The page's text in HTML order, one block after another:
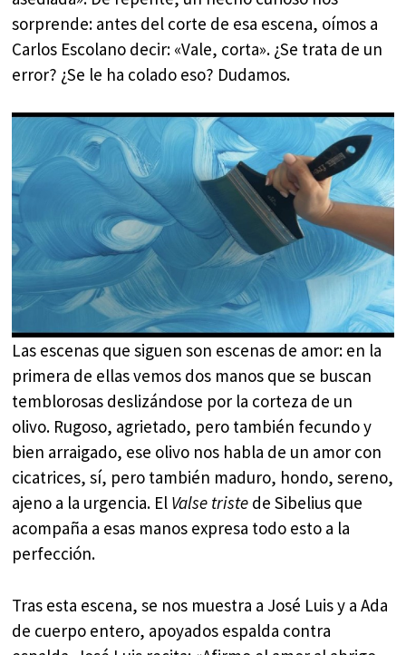
sorprende: antes del corte de esa escena, oímos a
Carlos Escolano decir: «Vale, corta». ¿Se trata de un
error? ¿Se le ha colado eso? Dudamos.
Las escenas que siguen son escenas de amor: en la
primera de ellas vemos dos manos que se buscan
temblorosas deslizándose por la corteza de un
olivo. Rugoso, agrietado, pero también fecundo y
bien arraigado, ese olivo nos habla de un amor con
cicatrices, sí, pero también maduro, hondo, sereno,
ajeno a la urgencia. El Valse triste de Sibelius que
acompaña a esas manos expresa todo esto a la
perfección.
Tras esta escena, se nos muestra a José Luis y a Ada
de cuerpo entero, apoyados espalda contra